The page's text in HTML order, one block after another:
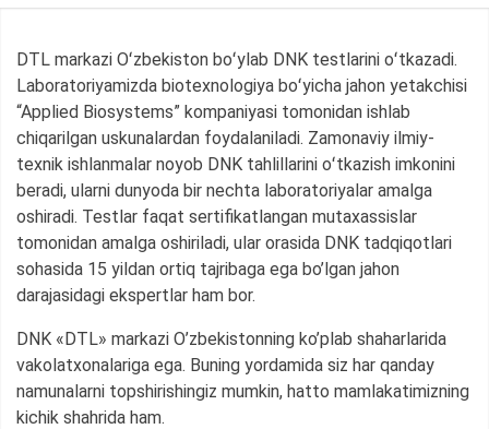
DTL markazi Oʻzbekiston boʻylab DNK testlarini oʻtkazadi.
Laboratoriyamizda biotexnologiya boʻyicha jahon yetakchisi
“Applied Biosystems” kompaniyasi tomonidan ishlab
chiqarilgan uskunalardan foydalaniladi. Zamonaviy ilmiy-
texnik ishlanmalar noyob DNK tahlillarini oʻtkazish imkonini
beradi, ularni dunyoda bir nechta laboratoriyalar amalga
oshiradi. Testlar faqat sertifikatlangan mutaxassislar
tomonidan amalga oshiriladi, ular orasida DNK tadqiqotlari
sohasida 15 yildan ortiq tajribaga ega bo’lgan jahon
darajasidagi ekspertlar ham bor.
DNK «DTL» markazi O’zbekistonning ko’plab shaharlarida
vakolatxonalariga ega. Buning yordamida siz har qanday
namunalarni topshirishingiz mumkin, hatto mamlakatimizning
kichik shahrida ham.